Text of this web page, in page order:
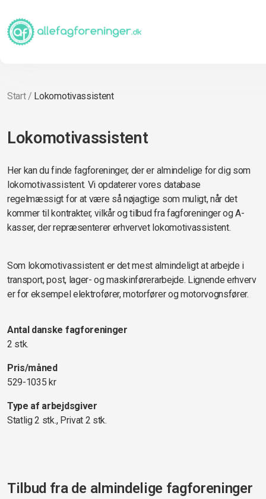
Start/ Lokomotivassistent
Lokomotivassistent
Her kan du finde fagforeninger, der er almindelige for dig som
lokomotivassistent. Vi opdaterer vores database
regelmæssigt for at være så nøjagtige som muligt, når det
kommer til kontrakter, vilkår og tilbud fra fagforeninger og A-
kasser, der repræsenterer erhvervet lokomotivassistent.
Som lokomotivassistent er det mest almindeligt at arbejde i
transport, post, lager- og maskinførerarbejde. Lignende erhverv
er for eksempel elektrofører, motorfører og motorvognsfører.
Antal danske fagforeninger
2 stk.
Pris/måned
529-1035 kr
Type af arbejdsgiver
Statlig 2 stk., Privat 2 stk.
Tilbud fra de almindelige fagforeninger